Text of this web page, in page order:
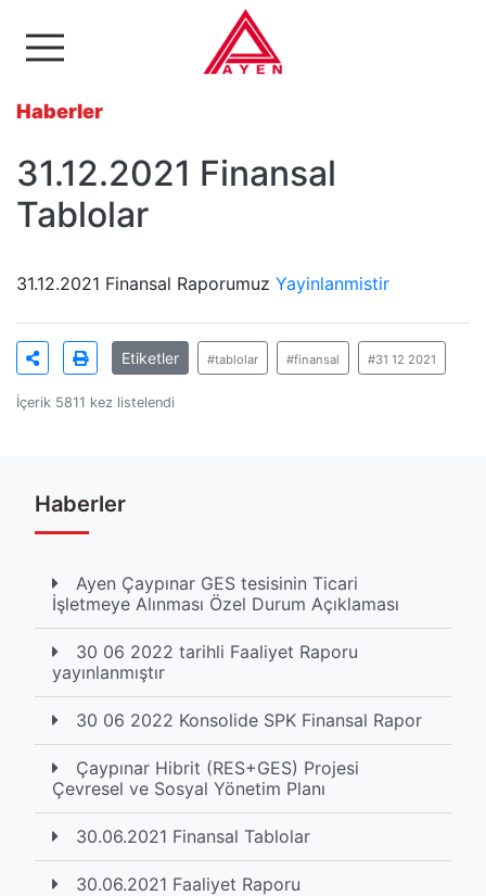
Ayen Enerji A.Ş
Haberler
31.12.2021 Finansal
Tablolar
31.12.2021 Finansal Raporumuz Yayinlanmistir
Etiketler #tablolar #finansal #31 12 2021
İçerik 5811 kez listelendi
Haberler
Ayen Çaypınar GES tesisinin Ticari
İşletmeye Alınması Özel Durum Açıklaması
30 06 2022 tarihli Faaliyet Raporu
yayınlanmıştır
30 06 2022 Konsolide SPK Finansal Rapor
Çaypınar Hibrit (RES+GES) Projesi
Çevresel ve Sosyal Yönetim Planı
30.06.2021 Finansal Tablolar
30.06.2021 Faaliyet Raporu